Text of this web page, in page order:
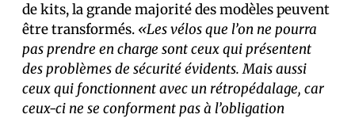
de kits, la grande majorité des modèles peuvent
être transformés. «Les vélos que l’on ne pourra
pas prendre en charge sont ceux qui présentent
des problèmes de sécurité évidents. Mais aussi
ceux qui fonctionnent avec un rétropédalage, car
ceux-ci ne se conforment pas à l’obligation